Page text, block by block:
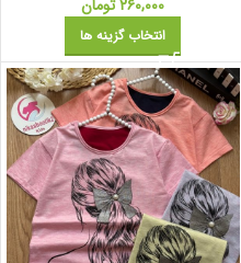
۲۶۰,۰۰۰تومان
انتخاب گزینه ها